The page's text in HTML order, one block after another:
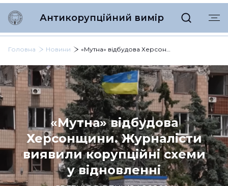
Антикорупційний вимір
Головна Новини «Мутна» відбудова Херсонщини. Журналісти виявили корупційні схеми у відновленні
«Мутна» відбудова
Херсонщини. Журналісти
виявили корупційні схеми
у відновленні